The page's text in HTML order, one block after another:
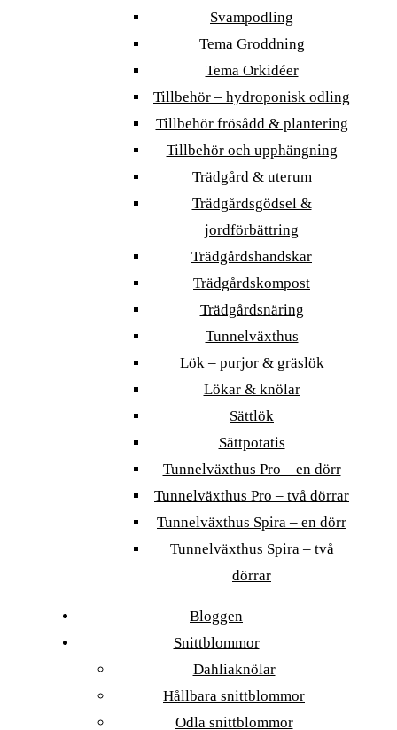
Svampodling
Tema Groddning
Tema Orkidéer
Tillbehör – hydroponisk odling
Tillbehör frösådd & plantering
Tillbehör och upphängning
Trädgård & uterum
Trädgårdsgödsel &
jordförbättring
Trädgårdshandskar
Trädgårdskompost
Trädgårdsnäring
Tunnelväxthus
Lök – purjor & gräslök
Lökar & knölar
Sättlök
Sättpotatis
Tunnelväxthus Pro – en dörr
Tunnelväxthus Pro – två dörrar
Tunnelväxthus Spira – en dörr
Tunnelväxthus Spira – två
dörrar
Bloggen
Snittblommor
Dahliaknölar
Hållbara snittblommor
Odla snittblommor